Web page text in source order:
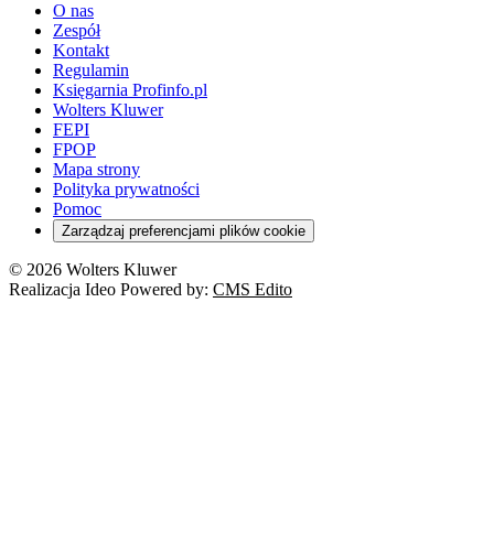
O nas
Zespół
Kontakt
Regulamin
Księgarnia Profinfo.pl
Wolters Kluwer
FEPI
FPOP
Mapa strony
Polityka prywatności
Pomoc
Zarządzaj preferencjami plików cookie
© 2026 Wolters Kluwer
Realizacja Ideo Powered by: CMS Edito